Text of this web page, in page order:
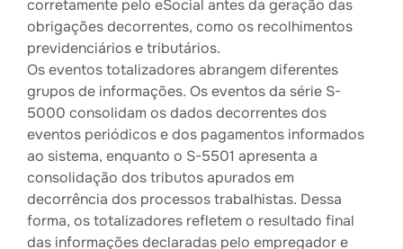
corretamente pelo eSocial antes da geração das
obrigações decorrentes, como os recolhimentos
previdenciários e tributários.
Os eventos totalizadores abrangem diferentes
grupos de informações. Os eventos da série S-
5000 consolidam os dados decorrentes dos
eventos periódicos e dos pagamentos informados
ao sistema, enquanto o S-5501 apresenta a
consolidação dos tributos apurados em
decorrência dos processos trabalhistas. Dessa
forma, os totalizadores refletem o resultado final
das informações declaradas pelo empregador e